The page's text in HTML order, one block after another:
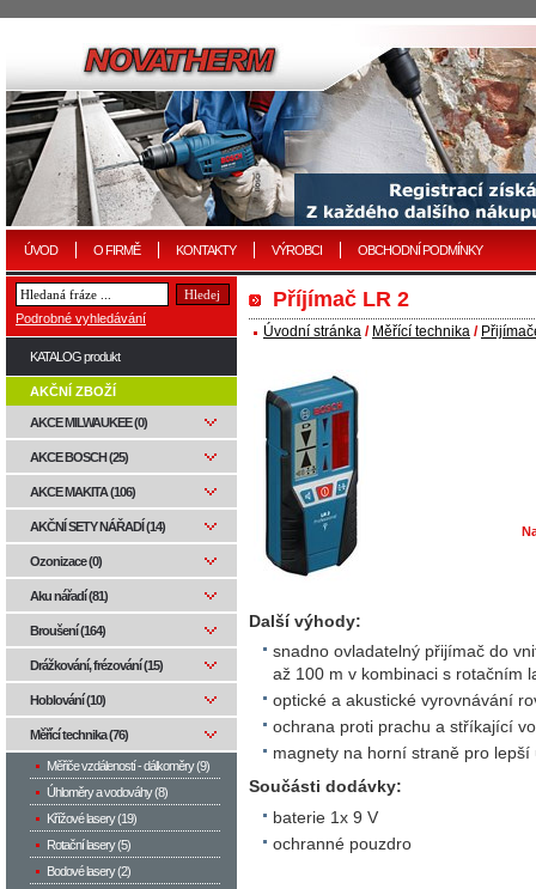
ÚVOD O FIRMĚ KONTAKTY VÝROBCI OBCHODNÍ PODMÍNKY
Příjímač LR 2
Úvodní stránka / Měřící technika /
Další výhody:
snadno ovladatelný přijímač do
až 100 m v kombinaci s rotačním
optické a akustické vyrovnávání
ochrana proti prachu a stříkající
magnety na horní straně pro lepší
Součásti dodávky:
baterie 1x 9 V
ochranné pouzdro
Podrobné vyhledávání
KATALOG produkt
AKČNÍ ZBOŽÍ
AKCE MILWAUKEE (0)
AKCE BOSCH (25)
AKCE MAKITA (106)
AKČNÍ SETY NÁŘADÍ (14)
Ozonizace (0)
Aku nářadí (81)
Broušení (164)
Drážkování, frézování (15)
Hoblování (10)
Měřící technika (76)
Měřiče vzdáleností - dálkoměry (9)
Úhloměry a vodováhy (8)
Křížové lasery (19)
Rotační lasery (5)
Bodové lasery (2)